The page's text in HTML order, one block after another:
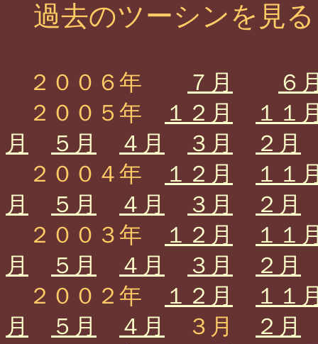
過去のツーシンを見る
２００６年 ７月
６
２００５年
１２月
１１
月
５月 ４月 ３月
２月
２００４年
１２月
１１
月
５月 ４月 ３月
２月
２００３年
１２月
１１
月
５月 ４月 ３月
２月
２００２年
１２月
１１
月
５月 ４月 ３月
２月